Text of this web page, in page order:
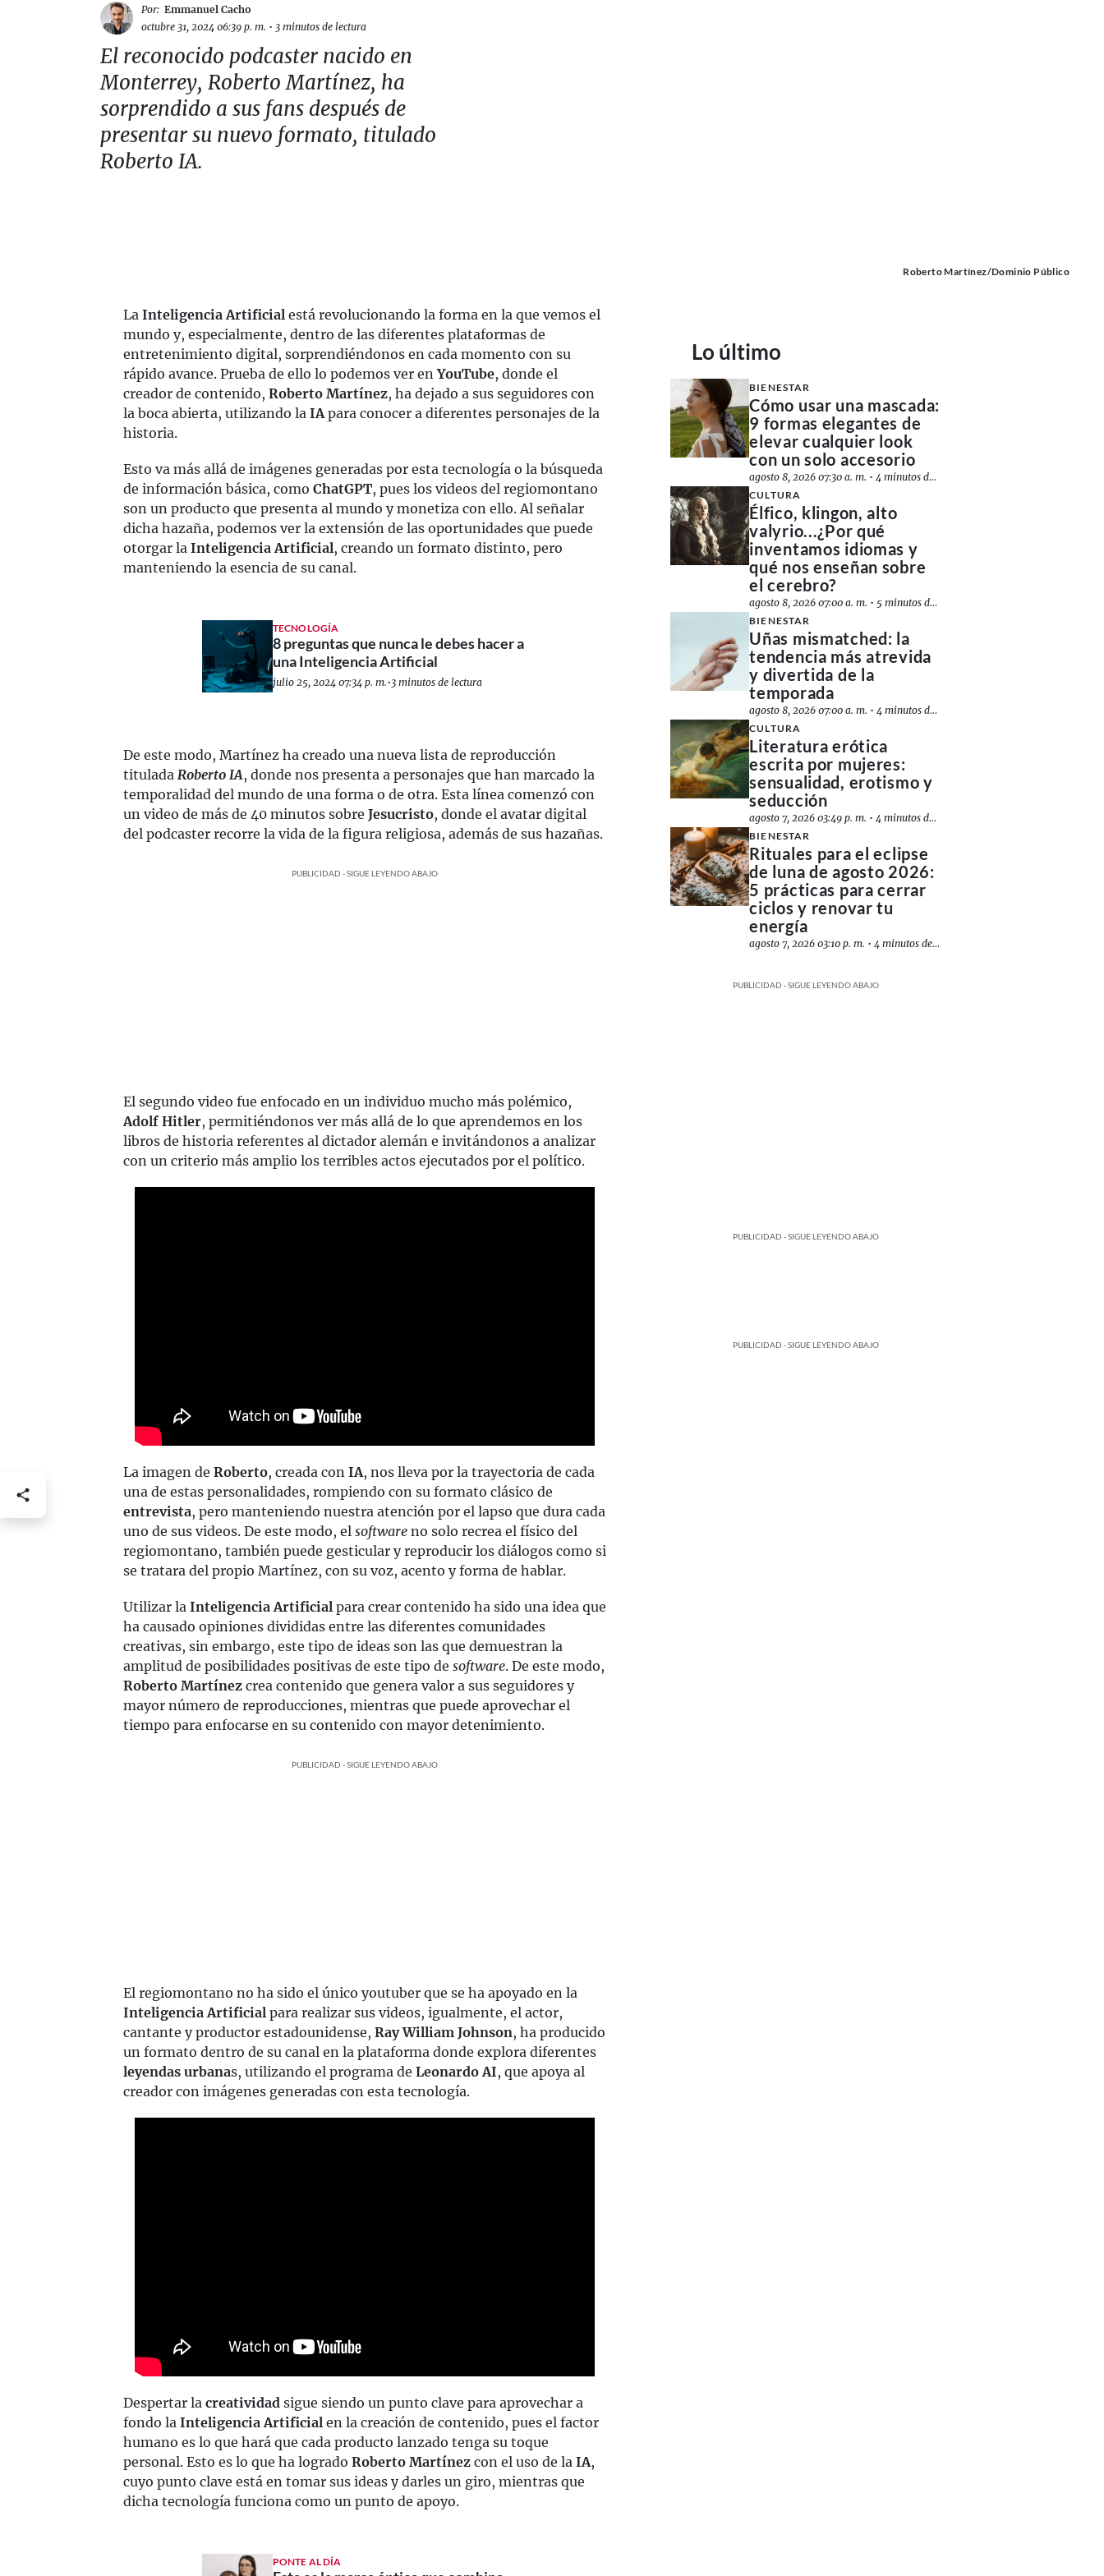
Por: Emmanuel Cacho
octubre 31, 2024 06:39 p. m. • 3 minutos de lectura
El reconocido podcaster nacido en
Monterrey, Roberto Martínez, ha
sorprendido a sus fans después de
presentar su nuevo formato, titulado
Roberto IA.
Roberto Martínez/Dominio Público
La Inteligencia Artificial está revolucionando la forma en la que vemos el
mundo y, especialmente, dentro de las diferentes plataformas de
entretenimiento digital, sorprendiéndonos en cada momento con su
rápido avance. Prueba de ello lo podemos ver enYouTube, donde el
creador de contenido, Roberto Martínez, ha dejado a sus seguidores con
la boca abierta, utilizando la IApara conocer a diferentes personajes de la
historia.
Esto va más allá de imágenes generadas por esta tecnología o la búsqueda
de información básica, como ChatGPT, pues los videos del regiomontano
son un producto que presenta al mundo y monetiza con ello. Al señalar
dicha hazaña, podemos ver la extensión de las oportunidades que puede
otorgar la Inteligencia Artificial, creando un formato distinto, pero
manteniendo la esencia de su canal.
TECNOLOGÍA
8 preguntas que nunca le debes hacer a
una Inteligencia Artificial
julio 25, 2024 07:34 p. m.•3 minutos de lectura
De este modo, Martínez ha creado una nueva lista de reproducción
titulada Roberto IA, donde nos presenta a personajes que han marcado la
temporalidad del mundo de una forma o de otra. Esta línea comenzó con
un video de más de 40 minutos sobre Jesucristo, donde el avatar digital
del podcaster recorre la vida de la figura religiosa, además de sus hazañas.
PUBLICIDAD - SIGUE LEYENDO ABAJO
El segundo video fue enfocado en un individuo mucho más polémico,
Adolf Hitler, permitiéndonos ver más allá de lo que aprendemos en los
libros de historia referentes al dictador alemán e invitándonos a analizar
con un criterio más amplio los terribles actos ejecutados por el político.
La imagen de Roberto, creada con IA, nos lleva por la trayectoria de cada
una de estas personalidades, rompiendo con su formato clásico de
entrevista, pero manteniendo nuestra atención por el lapso que dura cada
uno de sus videos. De este modo, el software no solo recrea el físico del
regiomontano, también puede gesticular y reproducir los diálogos como si
se tratara del propio Martínez, con su voz, acento y forma de hablar.
Utilizar la Inteligencia Artificial para crear contenido ha sido una idea que
ha causado opiniones divididas entre las diferentes comunidades
creativas, sin embargo, este tipo de ideas son las que demuestran la
amplitud de posibilidades positivas de este tipo de software. De este modo,
Roberto Martínez crea contenido que genera valor a sus seguidores y
mayor número de reproducciones, mientras que puede aprovechar el
tiempo para enfocarse en su contenido con mayor detenimiento.
PUBLICIDAD - SIGUE LEYENDO ABAJO
El regiomontano no ha sido el único youtuber que se ha apoyado en la
Inteligencia Artificial para realizar sus videos, igualmente, el actor,
cantante y productor estadounidense, Ray William Johnson, ha producido
un formato dentro de su canal en la plataforma donde explora diferentes
leyendas urbanas, utilizando el programa de Leonardo AI, que apoya al
creador con imágenes generadas con esta tecnología.
Despertar la creatividad sigue siendo un punto clave para aprovechar a
fondo la Inteligencia Artificial en la creación de contenido, pues el factor
humano es lo que hará que cada producto lanzado tenga su toque
personal. Esto es lo que ha logrado Roberto Martínez con el uso de la IA,
cuyo punto clave está en tomar sus ideas y darles un giro, mientras que
dicha tecnología funciona como un punto de apoyo.
PONTE AL DÍA
Lo último
BIENESTAR
Cómo usar una mascada:
9 formas elegantes de
elevar cualquier look
con un solo accesorio
agosto 8, 2026 07:30 a. m. •4 minutos de lectura
CULTURA
Élfico, klingon, alto
valyrio...¿Por qué
inventamos idiomas y
qué nos enseñan sobre
el cerebro?
agosto 8, 2026 07:00 a. m. • 5 minutos de lectura
BIENESTAR
Uñas mismatched: la
tendencia más atrevida
y divertida de la
temporada
agosto 8, 2026 07:00 a. m. •4 minutos de lectura
CULTURA
Literatura erótica
escrita por mujeres:
sensualidad, erotismo y
seducción
agosto 7, 2026 03:49 p. m. •4 minutos de lectura
BIENESTAR
Rituales para el eclipse
de luna de agosto 2026:
5 prácticas para cerrar
ciclos y renovar tu
energía
agosto 7, 2026 03:10 p. m. •4 minutos de lectura
PUBLICIDAD - SIGUE LEYENDO ABAJO
PUBLICIDAD - SIGUE LEYENDO ABAJO
PUBLICIDAD - SIGUE LEYENDO ABAJO